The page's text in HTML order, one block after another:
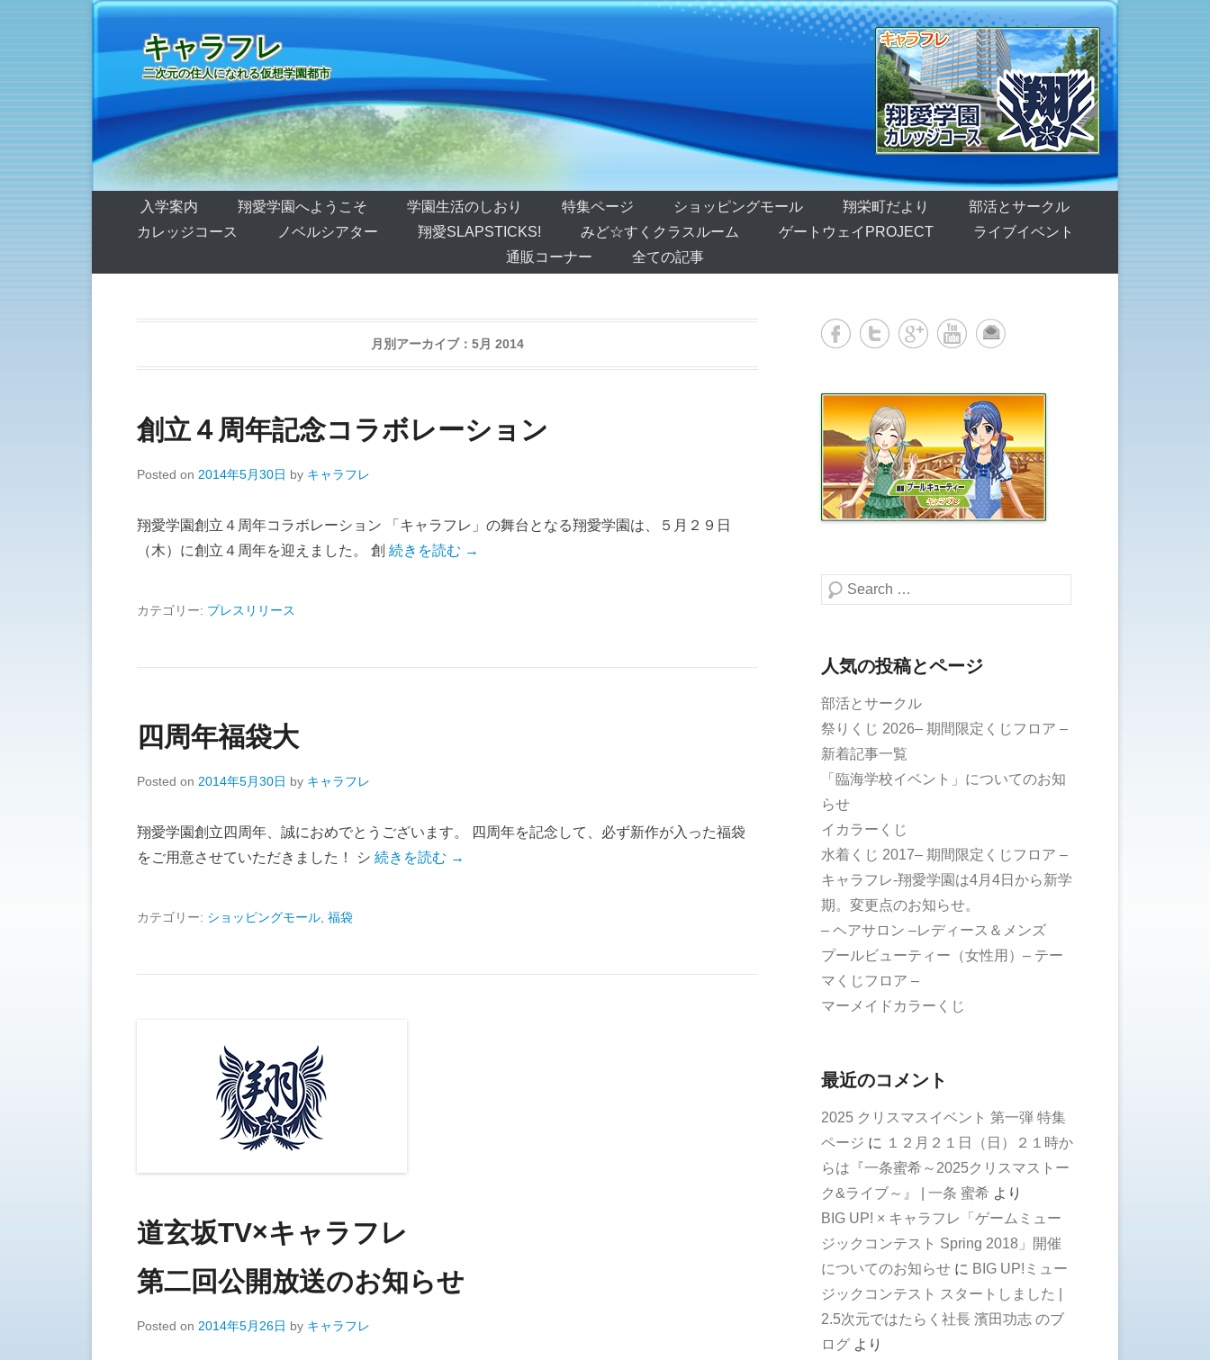
キャラフレ
二次元の住人になれる仮想学園都市
第1メニュー
コンテンツへ移動
入学案内 翔愛学園へようこそ 学園生活のしおり 特集ページ ショッピングモール 翔栄町だより
部活とサークル
カレッジコース
ノベルシアター 翔愛SLAPSTICKS! みど☆すくクラスルーム ゲートウェイPROJECT
ライブイベント
通販コーナー
全ての記事
月別アーカイブ： 5月 2014
創立４周年記念コラボレーション
Posted on 2014年5月30日 by キャラフレ
翔愛学園創立４周年コラボレーション 「キャラフレ」の舞台となる翔愛学園は、５月２９日
（木）に創立４周年を迎えました。 創 続きを読む →
カテゴリー: プレスリリース
四周年福袋大
Posted on 2014年5月30日 by キャラフレ
翔愛学園創立四周年、誠におめでとうございます。 四周年を記念して、必ず新作が入った福袋
をご用意させていただきました！ シ 続きを読む →
カテゴリー: ショッピングモール 福袋
道玄坂TV×キャラフレ
第二回公開放送のお知らせ
Posted on 2014年5月26日 by キャラフレ
検索する
人気の投稿とページ
部活とサークル
祭りくじ 2026– 期間限定くじフロア –
新着記事一覧
「臨海学校イベント」についてのお知
らせ
イカラーくじ
水着くじ 2017– 期間限定くじフロア –
キャラフレ-翔愛学園は4月4日から新学
期。変更点のお知らせ。
– ヘアサロン –レディース＆メンズ
プールビューティー（女性用）– テー
マくじフロア –
マーメイドカラーくじ
最近のコメント
2025 クリスマスイベント 第一弾 特集
ページ に １２月２１日（日）２１時か
らは『一条蜜希～2025クリスマストー
ク&ライブ～』 | 一条 蜜希 より
BIG UP! × キャラフレ「ゲームミュー
ジックコンテスト Spring 2018」開催
についてのお知らせ に BIG UP!ミュー
ジックコンテスト スタートしました |
2.5次元ではたらく社長 濱田功志 のブ
ログ より